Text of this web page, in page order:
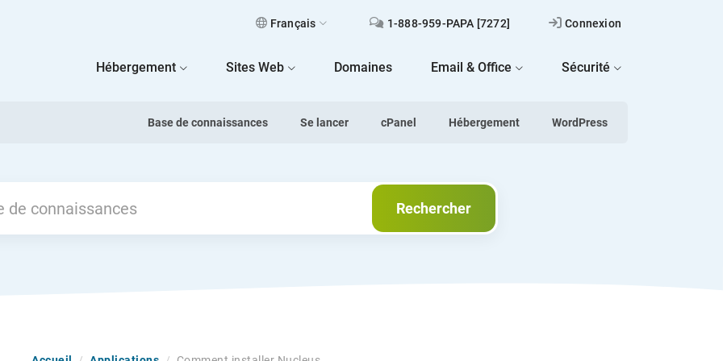
Français 1-888-959-PAPA [7272] Connexion
Hébergement Sites Web Domaines Email & Office Sécurité
Base de connaissances Se lancer cPanel Hébergement WordPress
Rechercher
Rechercher